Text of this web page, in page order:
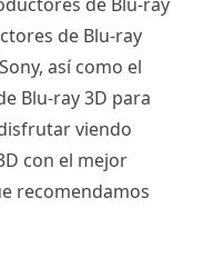
de Blu-ray
así como el
Blu-ray 3D para
viendo
con el mejor
recomendamos